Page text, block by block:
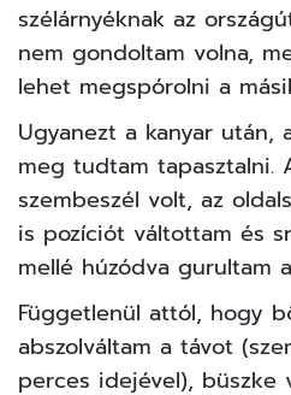
szélárnyéknak az
nem gondoltam volna,
lehet megspórolni a
Ugyanezt a kanyar után,
meg tudtam tapasztalni.
szembeszél volt, az
is pozíciót váltottam és
mellé húzódva gurultam
Függetlenül attól, hogy
abszolváltam a távot
perces idejével), büszke